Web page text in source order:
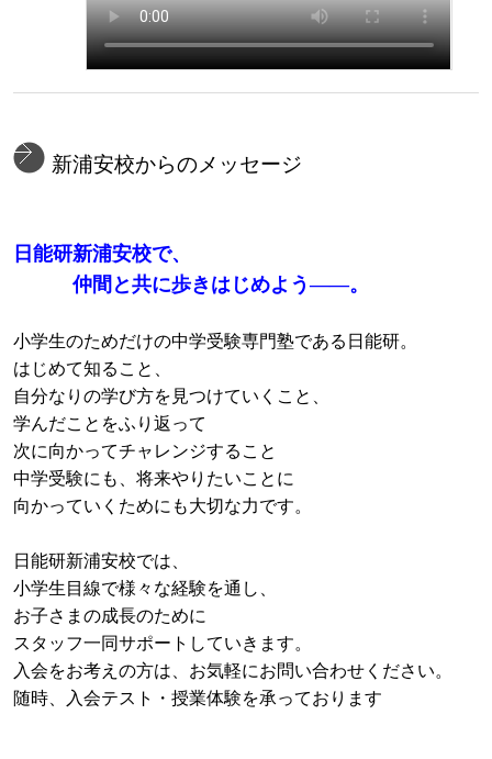
新浦安校からのメッセージ
日能研新浦安校で、
仲間と共に歩きはじめよう――。
小学生のためだけの中学受験専門塾である日能研。
はじめて知ること、
自分なりの学び方を見つけていくこと、
学んだことをふり返って
次に向かってチャレンジすること
中学受験にも、将来やりたいことに
向かっていくためにも大切な力です。
日能研新浦安校では、
小学生目線で様々な経験を通し、
お子さまの成長のために
スタッフ一同サポートしていきます。
入会をお考えの方は、お気軽にお問い合わせください。
随時、入会テスト・授業体験を承っております